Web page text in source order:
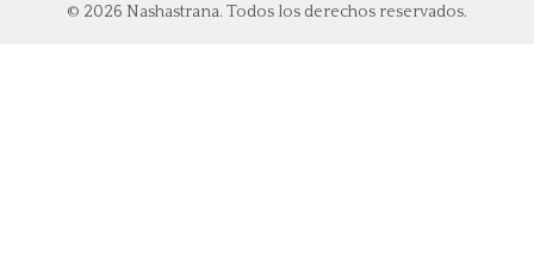
© 2026 Nashastrana. Todos los derechos reservados.